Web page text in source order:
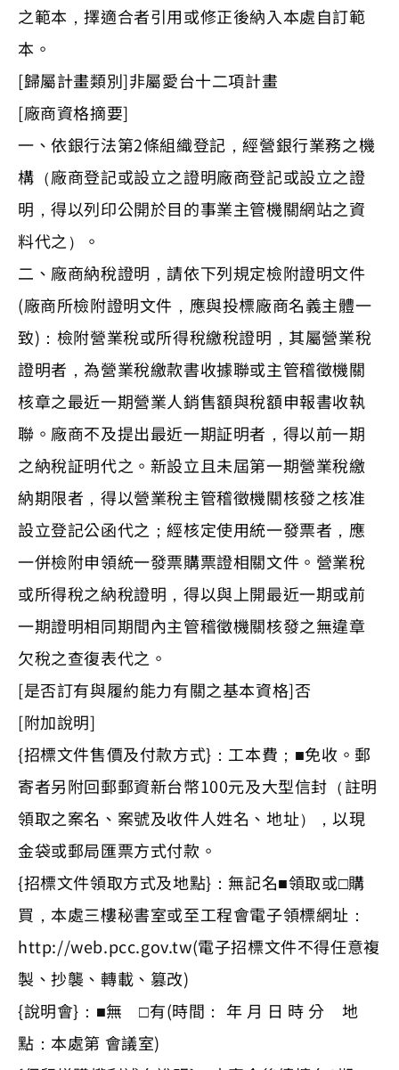
之範本，擇適合者引用或修正後納入本處自訂範
本。
[歸屬計畫類別]非屬愛台十二項計畫
[廠商資格摘要]
一、依銀行法第2條組織登記，經營銀行業務之機
構（廠商登記或設立之證明廠商登記或設立之證
明，得以列印公開於目的事業主管機關網站之資
料代之）。
二、廠商納稅證明，請依下列規定檢附證明文件
(廠商所檢附證明文件，應與投標廠商名義主體一
致)：檢附營業稅或所得稅繳稅證明，其屬營業稅
證明者，為營業稅繳款書收據聯或主管稽徵機關
核章之最近一期營業人銷售額與稅額申報書收執
聯。廠商不及提出最近一期証明者，得以前一期
之納稅証明代之。新設立且未屆第一期營業稅繳
納期限者，得以營業稅主管稽徵機關核發之核准
設立登記公函代之；經核定使用統一發票者，應
一併檢附申領統一發票購票證相關文件。營業稅
或所得稅之納稅證明，得以與上開最近一期或前
一期證明相同期間內主管稽徵機關核發之無違章
欠稅之查復表代之。
[是否訂有與履約能力有關之基本資格]否
[附加說明]
{招標文件售價及付款方式}：工本費；■免收。郵
寄者另附回郵郵資新台幣100元及大型信封（註明
領取之案名、案號及收件人姓名、地址），以現
金袋或郵局匯票方式付款。
{招標文件領取方式及地點}：無記名■領取或□購
買，本處三樓秘書室或至工程會電子領標網址：
http://web.pcc.gov.tw(電子招標文件不得任意複
製、抄襲、轉載、篡改)
{說明會}：■無 □有(時間： 年 月 日 時 分 地
點：本處第 會議室)